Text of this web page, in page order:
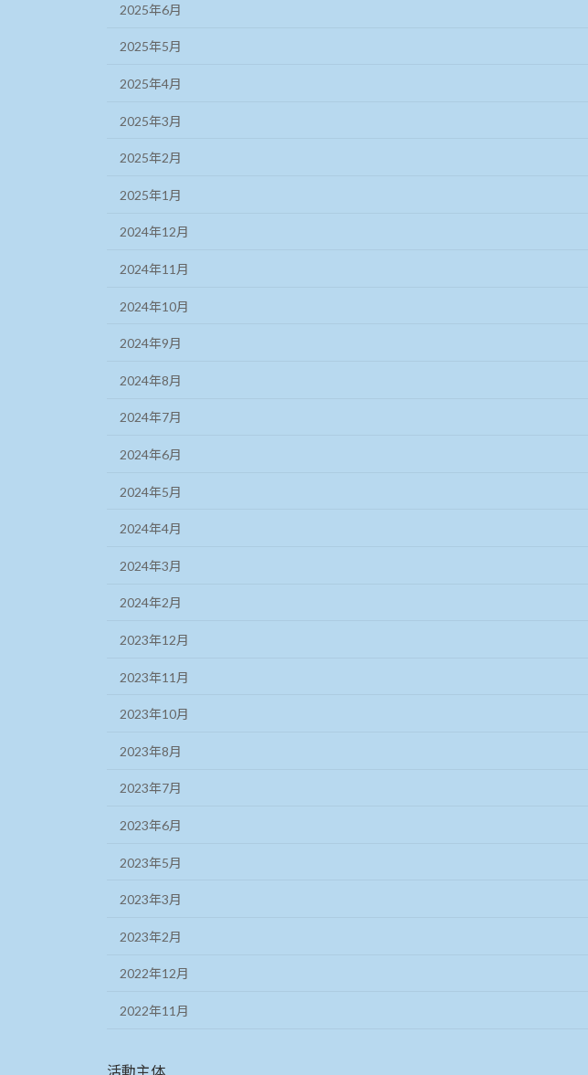
2025年6月
2025年5月
2025年4月
2025年3月
2025年2月
2025年1月
2024年12月
2024年11月
2024年10月
2024年9月
2024年8月
2024年7月
2024年6月
2024年5月
2024年4月
2024年3月
2024年2月
2023年12月
2023年11月
2023年10月
2023年8月
2023年7月
2023年6月
2023年5月
2023年3月
2023年2月
2022年12月
2022年11月
活動主体